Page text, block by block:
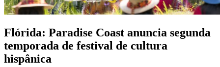
Flórida: Paradise Coast anuncia segunda
temporada de festival de cultura
hispânica